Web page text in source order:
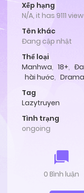
Xếp hạng
N/A, it has 9111
Tên khác
Đang cập nhật
Thể loại
Manhwa, 18+,
hài hước, Drama
Tag
Lazytruyen
Tình trạng
ongoing
0 Bình luận